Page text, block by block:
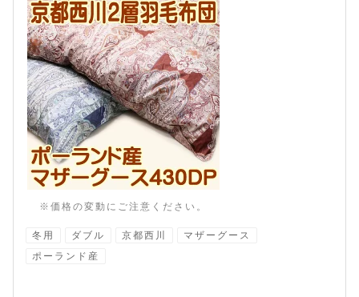
※価格の変動にご注意ください。
冬用 ダブル 京都西川
マザーグース
ポーランド産